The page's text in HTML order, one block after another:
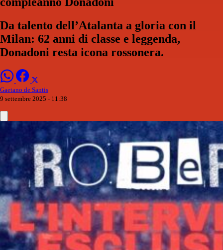
Da talento dell’Atalanta a gloria con il
Milan: 62 anni di classe e leggenda,
Donadoni resta icona rossonera.
Gaetano de Santis
9 settembre 2025 - 11:38